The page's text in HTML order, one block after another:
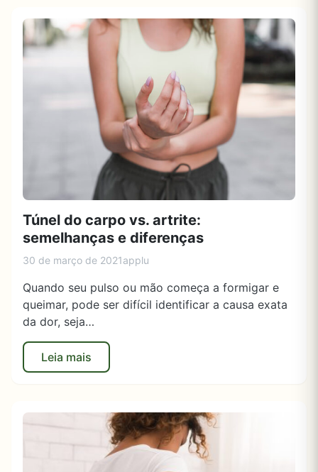
Túnel do carpo vs. artrite:
semelhanças e diferenças
30 de março de 2021applu
Quando seu pulso ou mão começa a formigar e
queimar, pode ser difícil identificar a causa exata
da dor, seja…
Leia mais